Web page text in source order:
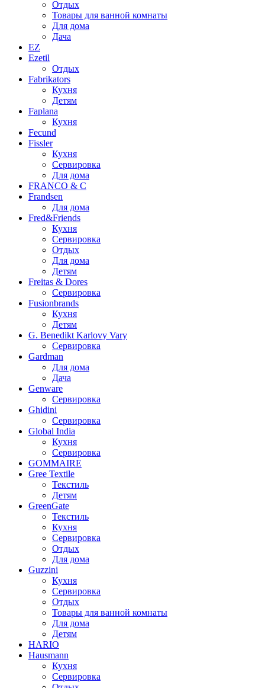
Отдых
Товары для ванной комнаты
Для дома
Дача
EZ
Ezetil
Отдых
Fabrikators
Кухня
Детям
Faplana
Кухня
Fecund
Fissler
Кухня
Сервировка
Для дома
FRANCO & C
Frandsen
Для дома
Fred&Friends
Кухня
Сервировка
Отдых
Для дома
Детям
Freitas & Dores
Сервировка
Fusionbrands
Кухня
Детям
G. Benedikt Karlovy Vary
Сервировка
Gardman
Для дома
Дача
Genware
Сервировка
Ghidini
Сервировка
Global India
Кухня
Сервировка
GOMMAIRE
Gree Textile
Текстиль
Детям
GreenGate
Текстиль
Кухня
Сервировка
Отдых
Для дома
Guzzini
Кухня
Сервировка
Отдых
Товары для ванной комнаты
Для дома
Детям
HARIO
Hausmann
Кухня
Сервировка